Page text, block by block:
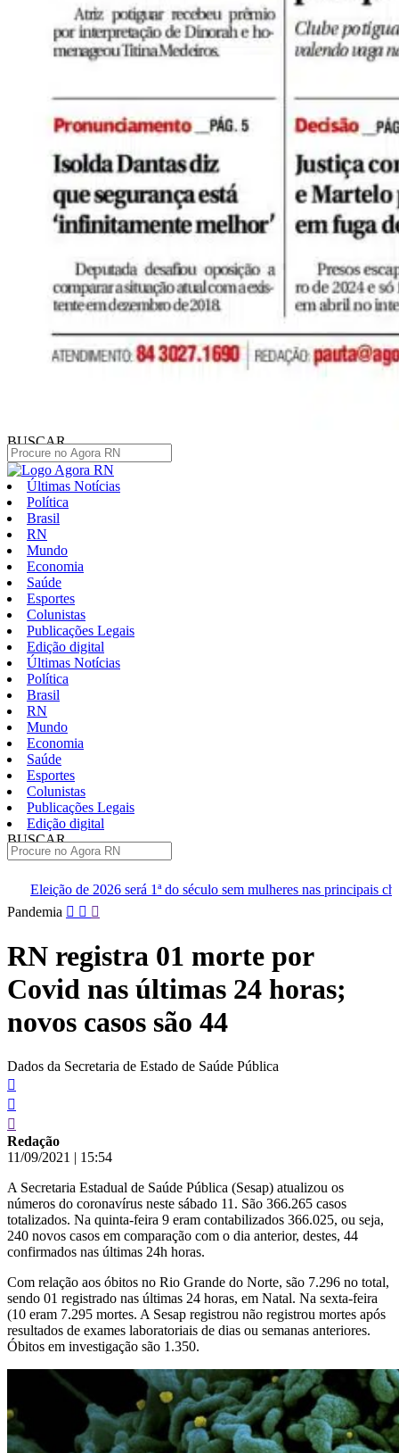
BUSCAR
Últimas Notícias
Política
Brasil
RN
Mundo
Economia
Saúde
Esportes
Colunistas
Publicações Legais
Edição digital
Últimas Notícias
Política
Brasil
RN
Mundo
Economia
Saúde
Esportes
Colunistas
Publicações Legais
Edição digital
BUSCAR
1ª do século sem mulheres nas principais chapas
Renan diz
Pular
conteúdo
Pandemia
RN registra 01 morte por
Covid nas últimas 24 horas;
novos casos são 44
Dados da Secretaria de Estado de Saúde Pública
Redação
11/09/2021 | 15:54
A Secretaria Estadual de Saúde Pública (Sesap) atualizou os
números do coronavírus neste sábado 11. São 366.265 casos
totalizados. Na quinta-feira 9 eram contabilizados 366.025, ou seja,
240 novos casos em comparação com o dia anterior, destes, 44
confirmados nas últimas 24h horas.
Com relação aos óbitos no Rio Grande do Norte, são 7.296 no total,
sendo 01 registrado nas últimas 24 horas, em Natal. Na sexta-feira
(10 eram 7.295 mortes. A Sesap registrou não registrou mortes após
resultados de exames laboratoriais de dias ou semanas anteriores.
Óbitos em investigação são 1.350.